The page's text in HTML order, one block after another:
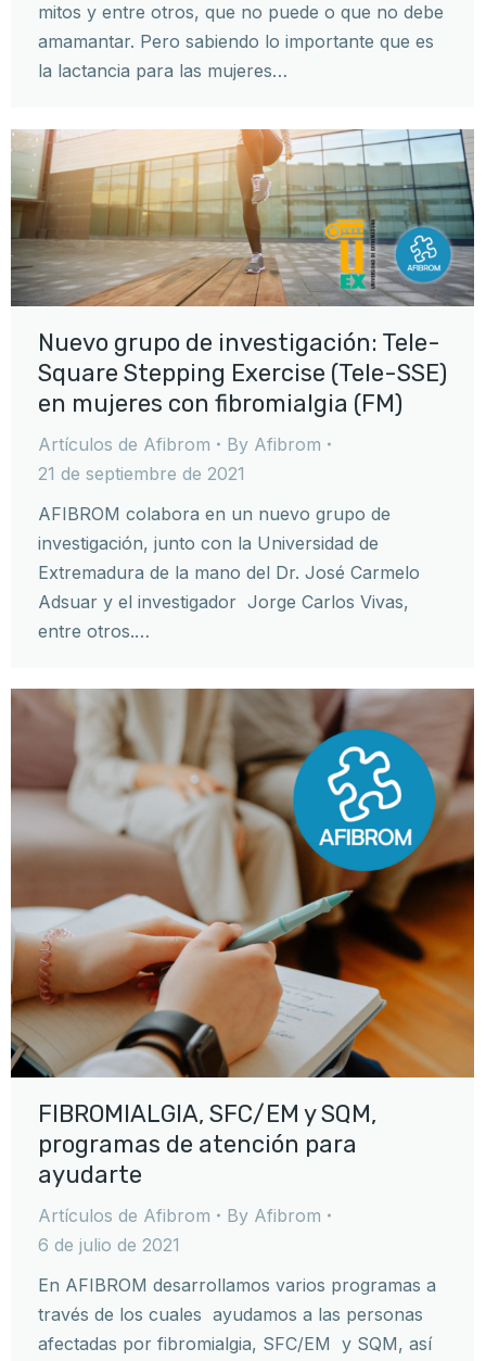
mitos y entre otros, que no puede o que no debe
amamantar. Pero sabiendo lo importante que es
la lactancia para las mujeres…
Nuevo grupo de investigación: Tele-
Square Stepping Exercise (Tele-SSE)
en mujeres con fibromialgia (FM)
Artículos de Afibrom By Afibrom
21 de septiembre de 2021
AFIBROM colabora en un nuevo grupo de
investigación, junto con la Universidad de
Extremadura de la mano del Dr. José Carmelo
Adsuar y el investigador Jorge Carlos Vivas,
entre otros.…
FIBROMIALGIA, SFC/EM y SQM,
programas de atención para
ayudarte
Artículos de Afibrom By Afibrom
6 de julio de 2021
En AFIBROM desarrollamos varios programas a
través de los cuales ayudamos a las personas
afectadas por fibromialgia, SFC/EM y SQM, así